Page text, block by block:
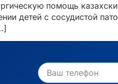
помощь
детей с сосудистой